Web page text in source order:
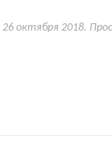
26 октября 2018.